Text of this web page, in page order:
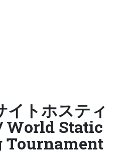
イトホスティ
World Static
Tournament